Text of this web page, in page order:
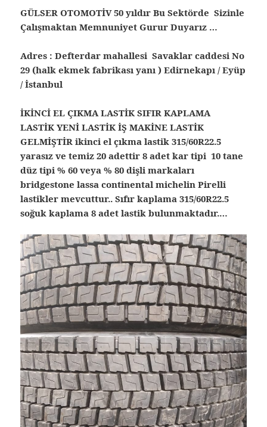
GÜLSER OTOMOTİV 50 yıldır Bu Sektörde Sizinle
Çalışmaktan Memnuniyet Gurur Duyarız …
Adres : Defterdar mahallesi Savaklar caddesi No
29 (halk ekmek fabrikası yanı ) Edirnekapı / Eyüp
/ İstanbul
İKİNCİ EL ÇIKMA LASTİK SIFIR KAPLAMA
LASTİK YENİ LASTİK İŞ MAKİNE LASTİK
GELMİŞTİR ikinci el çıkma lastik 315/60R22.5
yarasız ve temiz 20 adettir 8 adet kar tipi 10 tane
düz tipi % 60 veya % 80 dişli markaları
bridgestone lassa continental michelin Pirelli
lastikler mevcuttur.. Sıfır kaplama 315/60R22.5
soğuk kaplama 8 adet lastik bulunmaktadır.…